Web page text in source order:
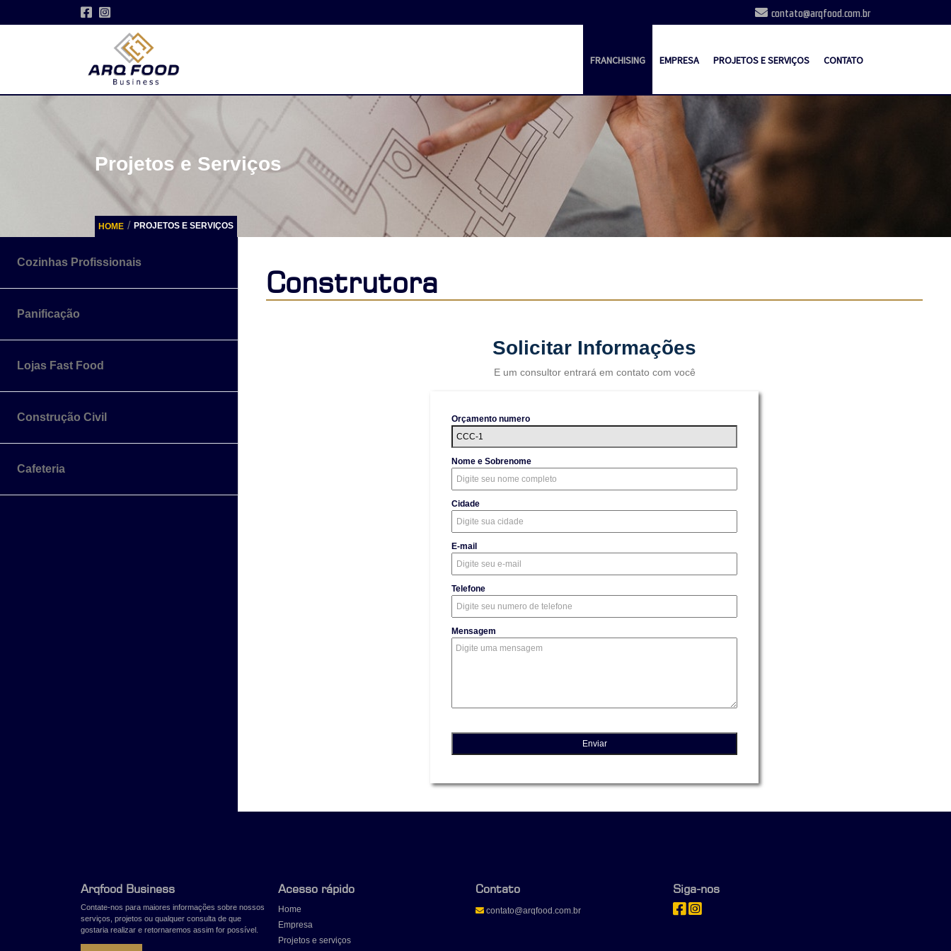
contato@arqfood.com.br
FRANCHISING EMPRESA PROJETOS E SERVIÇOS CONTATO
Projetos e Serviços
HOME / PROJETOS E SERVIÇOS
Cozinhas Profissionais
Panificação
Lojas Fast Food
Construção Civil
Cafeteria
Construtora
Solicitar Informações
E um consultor entrará em contato com você
Orçamento numero
Nome e Sobrenome
Cidade
E-mail
Telefone
Mensagem
Arqfood Business
Contate-nos para maiores informações sobre nossos
serviços, projetos ou qualquer consulta de que
gostaria realizar e retornaremos assim for possível.
Acesso rápido
Home
Empresa
Projetos e serviços
Contato
contato@arqfood.com.br
Siga-nos